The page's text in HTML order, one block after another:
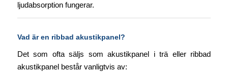
ljudabsorption fungerar.
Vad är en ribbad akustikpanel?
Det som ofta säljs som akustikpanel i trä eller ribbad
akustikpanel består vanligtvis av: